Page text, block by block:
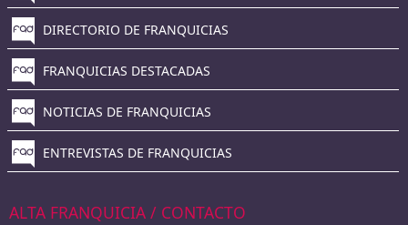
DIRECTORIO DE FRANQUICIAS
FRANQUICIAS DESTACADAS
NOTICIAS DE FRANQUICIAS
ENTREVISTAS DE FRANQUICIAS
ALTA FRANQUICIA / CONTACTO